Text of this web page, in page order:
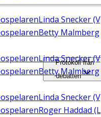
Linda Snecker
Betty Malmberg
Linda Snecker
Betty Malmberg
Linda Snecker
Roger Haddad
Protokoll från
debatten